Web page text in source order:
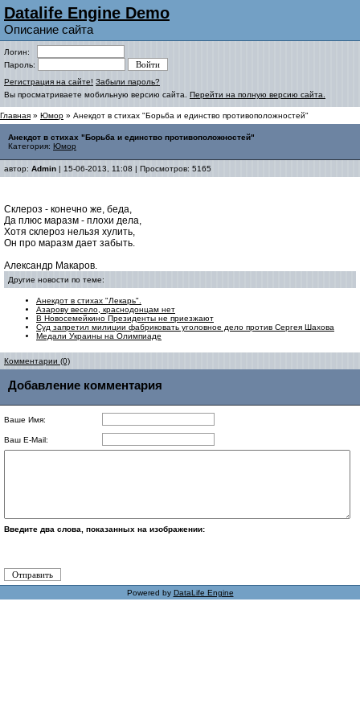
Datalife Engine Demo
Описание сайта
Логин:
Пароль:
Регистрация на сайте! Забыли пароль?
Вы просматриваете мобильную версию сайта. Перейти на полную версию сайта.
Главная » Юмор » Анекдот в стихах "Борьба и единство противоположностей"
Анекдот в стихах "Борьба и единство противоположностей"
Категория: Юмор
автор: Admin | 15-06-2013, 11:08 | Просмотров: 5165
Склероз - конечно же, беда,
Да плюс маразм - плохи дела,
Хотя склероз нельзя хулить,
Он про маразм дает забыть.
Александр Макаров.
Другие новости по теме:
Анекдот в стихах "Лекарь".
Азарову весело, краснодонцам нет
В Новосемейкино Президенты не приезжают
Суд запретил милиции фабриковать уголовное дело против Сергея Шахова
Медали Украины на Олимпиаде
Комментарии (0)
Добавление комментария
Ваше Имя:
Ваш E-Mail:
Введите два слова, показанных на изображении:
Powered by DataLife Engine